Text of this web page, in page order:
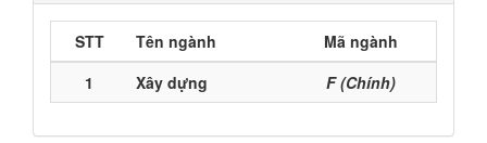
STT Tên ngành
Mã ngành
1
Xây dựng F (Chính)